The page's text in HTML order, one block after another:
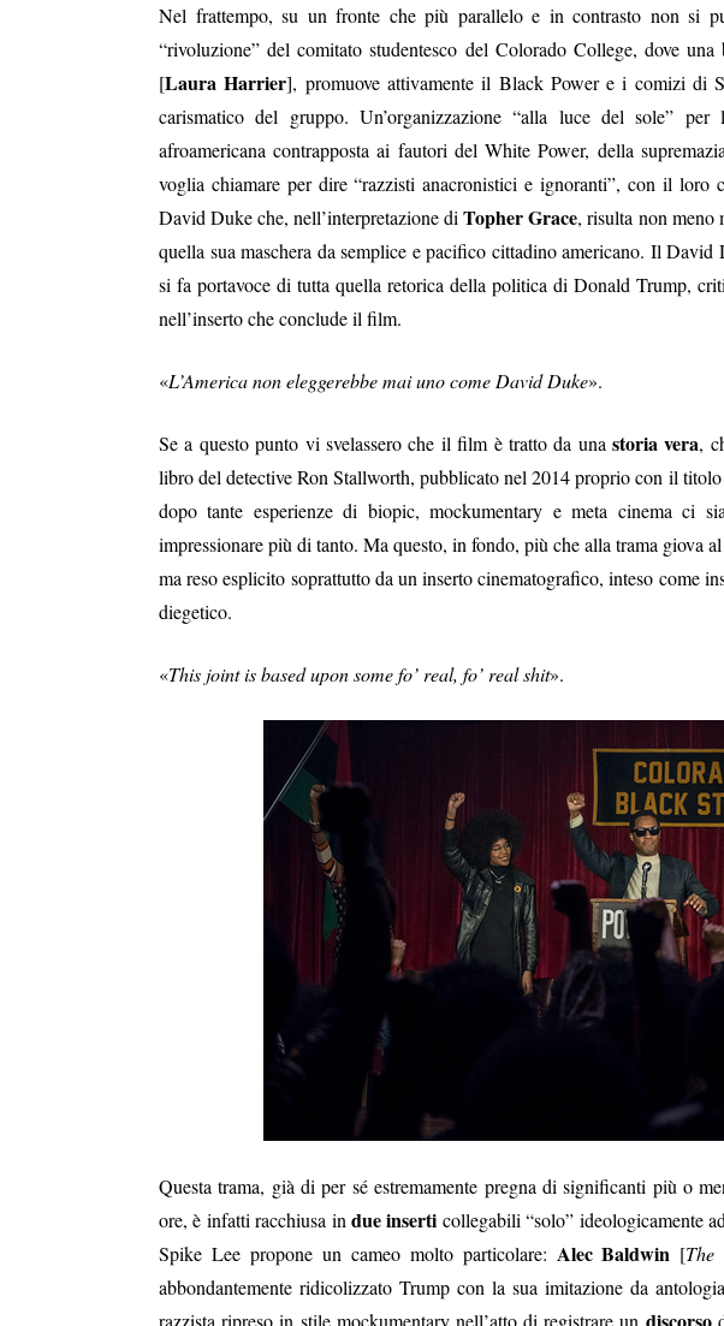
Nel frattempo, su un fronte che più parallelo e in contrasto non si
“rivoluzione” del comitato studentesco del Colorado College, dove
[Laura Harrier], promuove attivamente il Black Power e i comizi di
carismatico del gruppo. Un’organizzazione “alla luce del sole”
afroamericana contrapposta ai fautori del White Power, della
voglia chiamare per dire “razzisti anacronistici e ignoranti”, con il loro
David Duke che, nell’interpretazione diTopher Grace, risulta non meno
quella sua maschera da semplice e pacifico cittadino americano. Il David
si fa portavoce di tutta quella retorica della politica di Donald Trump,
nell’inserto che conclude il film.
«L’America non eleggerebbe mai uno come David Duke».
Se a questo punto vi svelassero che il film è tratto da unastoria vera,
libro del detective Ron Stallworth, pubblicato nel 2014 proprio con il titolo
dopo tante esperienze di biopic, mockumentary e meta cinema ci
impressionare più di tanto. Ma questo, in fondo, più che alla trama giova
ma reso esplicito soprattutto da un inserto cinematografico, inteso come
diegetico.
«This joint is based upon some fo’ real, fo’ real shit».
Questa trama, già di per sé estremamente pregna di significanti più o
ore, è infatti racchiusa in due inserti collegabili “solo” ideologicamente
Spike Lee propone un cameo molto particolare: Alec Baldwin [The
abbondantemente ridicolizzato Trump con la sua imitazione da
razzista ripreso in stile mockumentary nell’atto di registrare un discorso